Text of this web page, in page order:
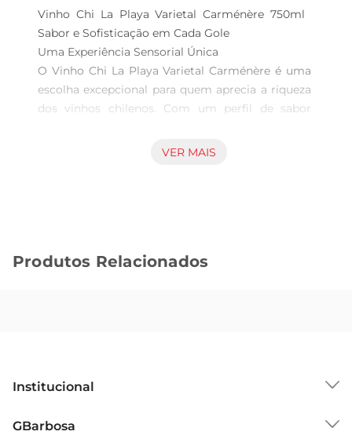
Vinho Chi La Playa Varietal Carménère 750ml
Sabor e Sofisticação em Cada Gole
Uma Experiência Sensorial Única
O Vinho Chi La Playa Varietal Carménère é uma
escolha excepcional para quem aprecia a riqueza
dos vinhos chilenos. Com um perfil de sabor
momentos especiais ou simplesmente para
Este Carménère apresenta uma cor intensa e
boca, o vinho se revela encorpado, com taninos
a um novo gole.
VER MAIS
Produtos Relacionados
Institucional
GBarbosa